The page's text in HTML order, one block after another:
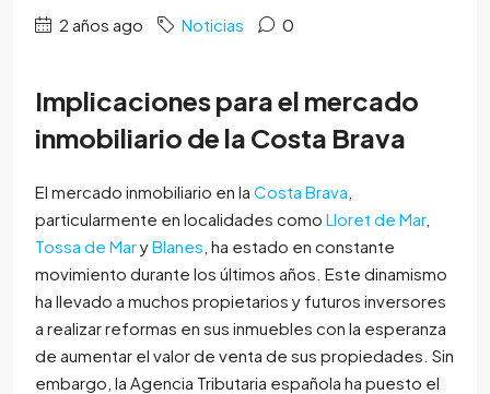
2 años ago Noticias 0
Implicaciones para el mercado
inmobiliario de la Costa Brava
El mercado inmobiliario en la Costa Brava
particularmente en localidades como Lloret de Mar,
Tossa de MaryBlanes , ha estado en constante
movimiento durante los últimos años. Este dinamismo
ha llevado a muchos propietarios y futuros inversores
a realizar reformas en sus inmuebles con la esperanza
de aumentar el valor de venta de sus propiedades. Sin
embargo, la Agencia Tributaria española ha puesto el